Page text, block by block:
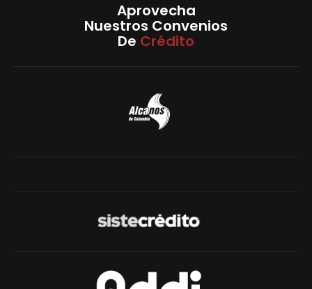
Aprovecha
Nuestros Convenios
De Crédito